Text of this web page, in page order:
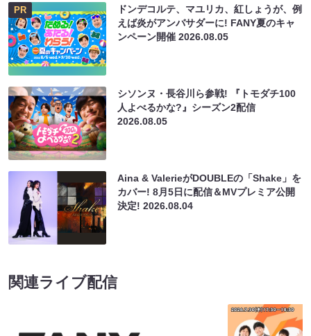
PR
ドンデコルテ、マユリカ、紅しょうが、例
えば炎がアンバサダーに! FANY夏のキャ
ンペーン開催2026.08.05
シソンヌ・長谷川ら参戦! 『トモダチ100
人よべるかな?』シーズン2配信
2026.08.05
Aina & ValerieがDOUBLEの「Shake」を
カバー! 8月5日に配信＆MVプレミア公開
決定!2026.08.04
関連ライブ配信